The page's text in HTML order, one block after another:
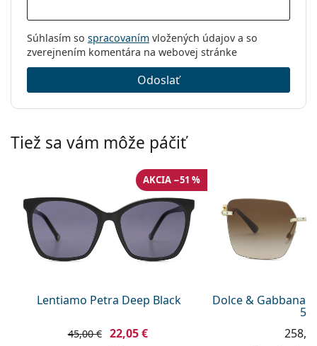
Súhlasím so spracovaním vložených údajov a so
zverejnením komentára na webovej stránke
Odoslať
Tiež sa vám môže páčiť
Lentiamo Petra Deep Black
AKCIA −51 %
45,00 € 22,05 €
Dolce & Gabbana
59